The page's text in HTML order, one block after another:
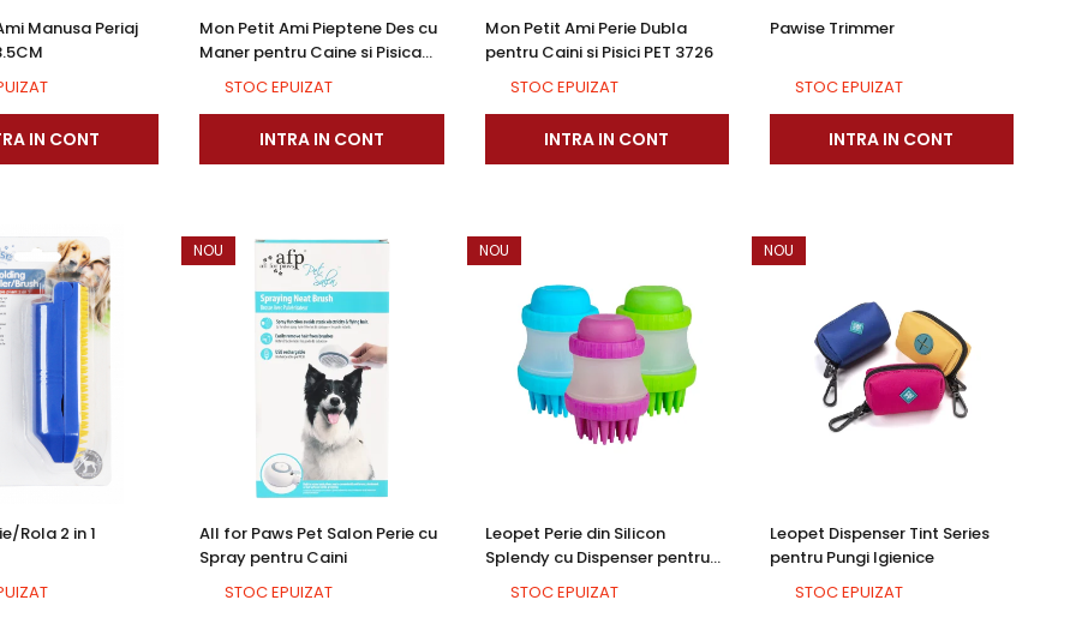
Manusa Periaj
IN CONT
Mon Petit Ami Pieptene Des cu
Maner pentru Caine si Pisica
YB101148
STOC EPUIZAT
INTRA IN CONT
Mon Petit Ami Perie Dubla
pentru Caini si Pisici PET 3726
STOC EPUIZAT
INTRA IN CONT
Pawise Trimmer
STOC EPUIZAT
INTRA IN CONT
Rola 2 in 1
NOU
All for Paws Pet Salon Perie cu
Spray pentru Caini
STOC EPUIZAT
NOU
Leopet Perie din Silicon
Splendy cu Dispenser pentru
Sampon
STOC EPUIZAT
NOU
Leopet Dispenser Tint Series
pentru Pungi Igienice
STOC EPUIZAT